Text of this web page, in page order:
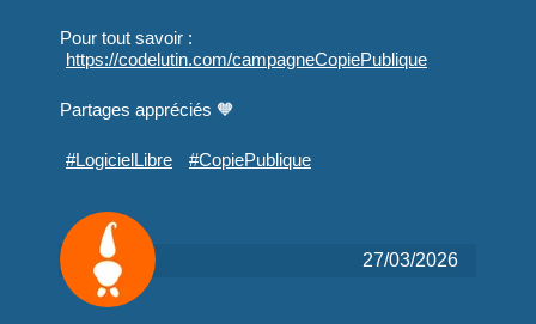
Pour tout savoir :
https://codelutin.com/campagneCopiePublique
Partages appréciés 🧡
#LogicielLibre #CopiePublique
27/03/2026